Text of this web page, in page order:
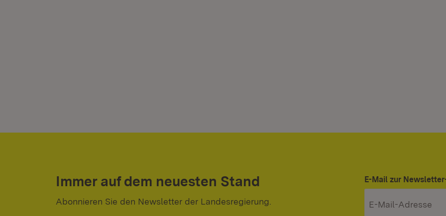
Immer auf dem neuesten Stand
Abonnieren Sie den Newsletter der Landesregierung.
E-Mail zur